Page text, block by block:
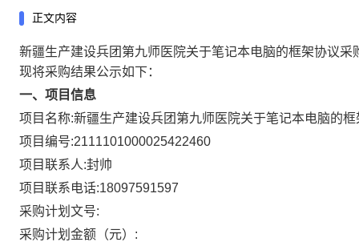
正文内容
新疆生产建设兵团第九师医院关于笔记本电脑的框架协议采
现将采购结果公示如下：
一、项目信息
项目名称:新疆生产建设兵团第九师医院关于笔记本电脑的
项目编号:2111101000025422460
项目联系人:封帅
项目联系电话:18097591597
采购计划文号:
采购计划金额（元）: